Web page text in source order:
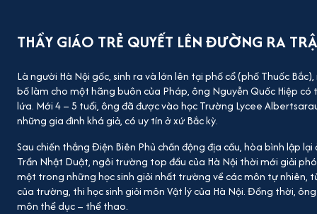
THẦY GIÁO TRẺ QUYẾT LÊN ĐƯỜNG RA
Là người Hà Nội gốc, sinh ra và lớn lên tại phố cổ (phố Thuốc
bố làm cho một hãng buôn của Pháp, ông Nguyễn Quốc Hiệp
lứa. Mới 4 – 5 tuổi, ông đã được vào học Trường Lycee
những gia đình khá giả, có uy tín ở xứ Bắc kỳ.
Sau chiến thắng Điện Biên Phủ chấn động địa cầu, hòa bình lập
Trần Nhật Duật, ngôi trường top đầu của Hà Nội thời mới giải
một trong những học sinh giỏi nhất trường về các môn tự nhiên,
của trường, thi học sinh giỏi môn Vật lý của Hà Nội. Đồng thời,
môn thể dục – thể thao.